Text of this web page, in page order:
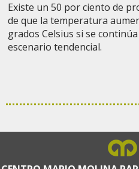
Existe un 50 por ciento de
de que la temperatura
grados Celsius si se
escenario tendencial.